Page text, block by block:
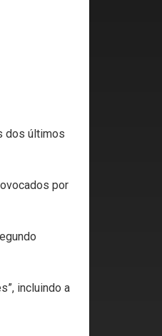
dos últimos
por
incluindo a